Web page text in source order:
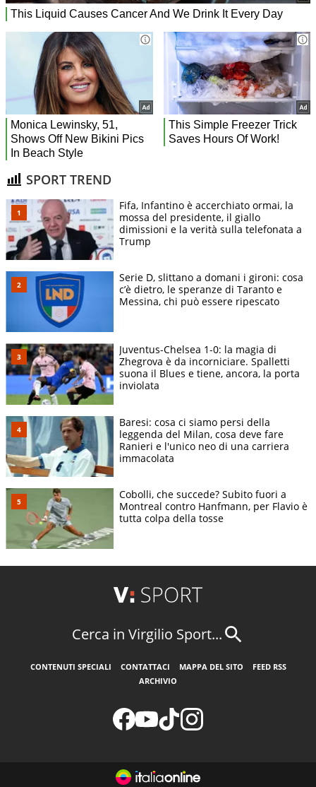
SPORT TREND
Fifa, Infantino è accerchiato ormai, la
mossa del presidente, il giallo
dimissioni e la verità sulla telefonata a
Trump
Serie D, slittano a domani i gironi: cosa
c’è dietro, le speranze di Taranto e
Messina, chi può essere ripescato
Juventus-Chelsea 1-0: la magia di
Zhegrova è da incorniciare. Spalletti
suona il Blues e tiene, ancora, la porta
inviolata
Baresi: cosa ci siamo persi della
leggenda del Milan, cosa deve fare
Ranieri e l'unico neo di una carriera
immacolata
Cobolli, che succede? Subito fuori a
Montreal contro Hanfmann, per Flavio è
tutta colpa della tosse
Cerca in Virgilio Sport...
CONTENUTI SPECIALI CONTATTACI MAPPA DEL SITO
FEED RSS
ARCHIVIO